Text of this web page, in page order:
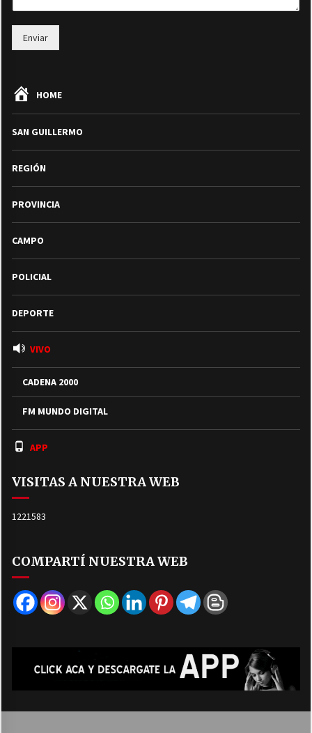
Enviar
HOME
SAN GUILLERMO
REGIÓN
PROVINCIA
CAMPO
POLICIAL
DEPORTE
VIVO
CADENA 2000
FM MUNDO DIGITAL
APP
VISITAS A NUESTRA WEB
1221583
COMPARTÍ NUESTRA WEB